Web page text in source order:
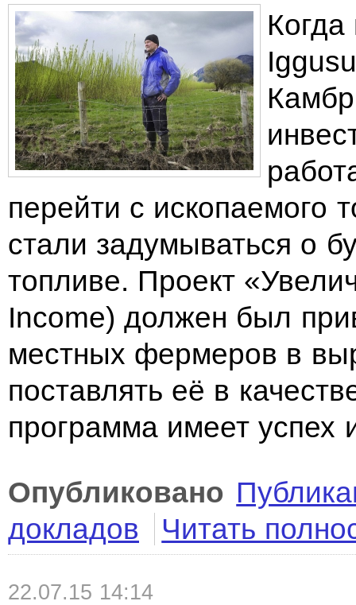
перейти с ископаемого
стали задумываться о
топливе. Проект
Income) должен был
местных фермеров в
поставлять её в
программа имеет успех
Опубликовано
докладов
Читать
22.07.15 14:14